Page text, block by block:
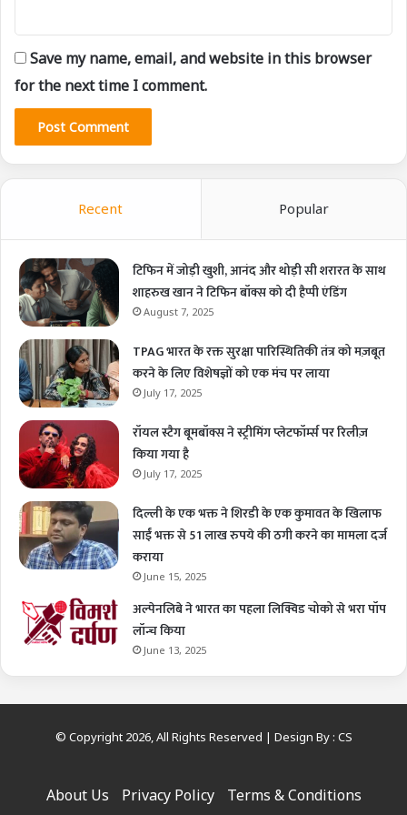
Save my name, email, and website in this browser
for the next time I comment.
Recent Popular
टिफिन में जोड़ी खुशी, आनंद और थोड़ी सी शरारत के साथ
शाहरुख खान ने टिफिन बॉक्स को दी हैप्पी एंडिंग
August 7, 2025
TPAG भारत के रक्त सुरक्षा पारिस्थितिकी तंत्र को मज़बूत
करने के लिए विशेषज्ञों को एक मंच पर लाया
July 17, 2025
रॉयल स्टैग बूमबॉक्स ने स्ट्रीमिंग प्लेटफॉर्म्स पर रिलीज़
किया गया है
July 17, 2025
दिल्ली के एक भक्त ने शिरडी के एक कुमावत के खिलाफ
साईं भक्त से 51 लाख रुपये की ठगी करने का मामला दर्ज
कराया
June 15, 2025
अल्पेनलिबे ने भारत का पहला लिक्विड चोको से भरा पॉप
लॉन्च किया
June 13, 2025
© Copyright 2026, All Rights Reserved | Design By : CS
About Us Privacy Policy
Terms & Conditions